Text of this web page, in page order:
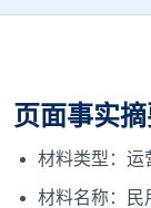
页面事实
材料类型：运
材料名称：民